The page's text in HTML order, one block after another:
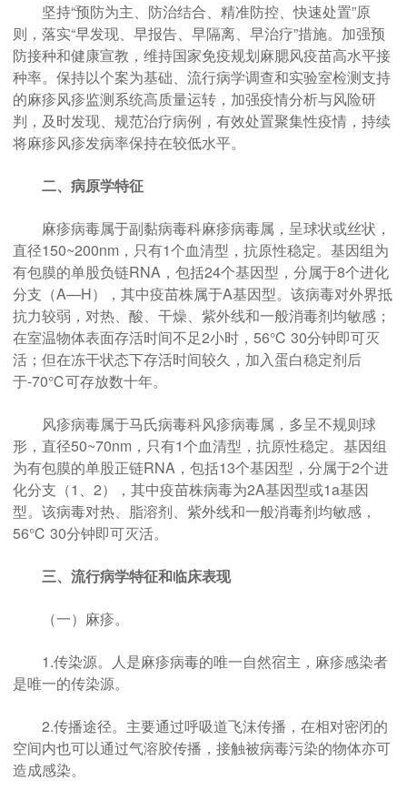
坚持“预防为主、防治结合、精准防控、快速处置”原
则，落实“早发现、早报告、早隔离、早治疗”措施。加强预
防接种和健康宣教，维持国家免疫规划麻腮风疫苗高水平接
种率。保持以个案为基础、流行病学调查和实验室检测支持
的麻疹风疹监测系统高质量运转，加强疫情分析与风险研
判，及时发现、规范治疗病例，有效处置聚集性疫情，持续
将麻疹风疹发病率保持在较低水平。
二、病原学特征
麻疹病毒属于副黏病毒科麻疹病毒属，呈球状或丝状，
直径150~200nm，只有1个血清型，抗原性稳定。基因组为
有包膜的单股负链RNA，包括24个基因型，分属于8个进化
分支（A—H），其中疫苗株属于A基因型。该病毒对外界抵
抗力较弱，对热、酸、干燥、紫外线和一般消毒剂均敏感；
在室温物体表面存活时间不足2小时，56℃ 30分钟即可灭
活；但在冻干状态下存活时间较久，加入蛋白稳定剂后
于-70℃可存放数十年。
风疹病毒属于马氏病毒科风疹病毒属，多呈不规则球
形，直径50~70nm，只有1个血清型，抗原性稳定。基因组
为有包膜的单股正链RNA，包括13个基因型，分属于2个进
化分支（1、2），其中疫苗株病毒为2A基因型或1a基因
型。该病毒对热、脂溶剂、紫外线和一般消毒剂均敏感，
56℃ 30分钟即可灭活。
三、流行病学特征和临床表现
（一）麻疹。
1.传染源。人是麻疹病毒的唯一自然宿主，麻疹感染者
是唯一的传染源。
2.传播途径。主要通过呼吸道飞沫传播，在相对密闭的
空间内也可以通过气溶胶传播，接触被病毒污染的物体亦可
造成感染。